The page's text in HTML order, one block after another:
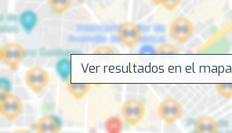
Ver resultados en el mapa